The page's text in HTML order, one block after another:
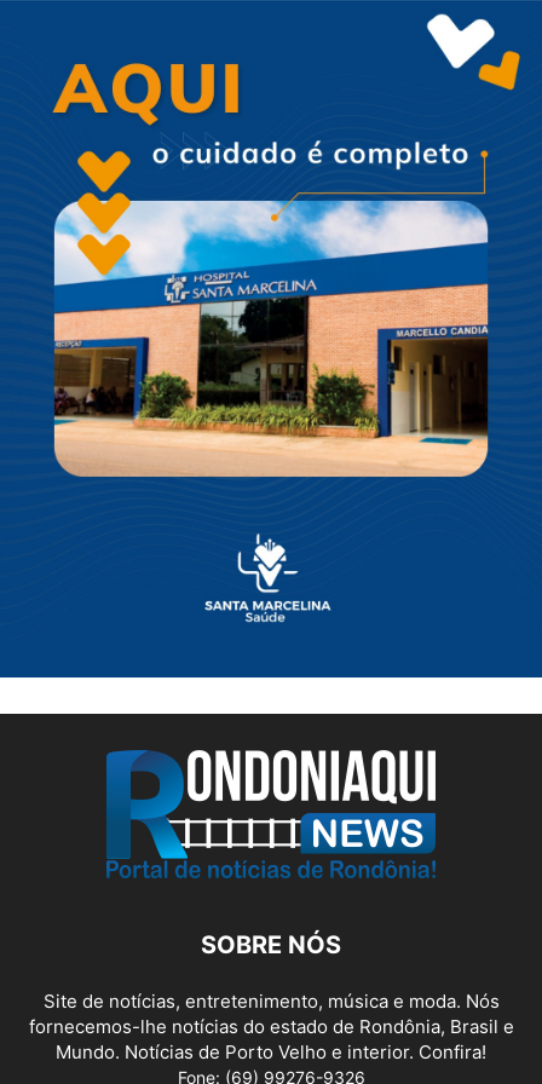
SOBRE NÓS
Site de notícias, entretenimento, música e moda. Nós
fornecemos-lhe notícias do estado de Rondônia, Brasil e
Mundo. Notícias de Porto Velho e interior. Confira!
Fone: (69) 99276-9326